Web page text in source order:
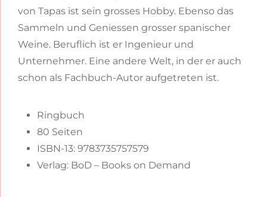
von Tapas ist sein grosses Hobby. Ebenso das
Sammeln und Geniessen grosser spanischer
Weine. Beruflich ist er Ingenieur und
Unternehmer. Eine andere Welt, in der er auch
schon als Fachbuch-Autor aufgetreten ist.
Ringbuch
80 Seiten
ISBN-13: 9783735757579
Verlag: BoD – Books on Demand